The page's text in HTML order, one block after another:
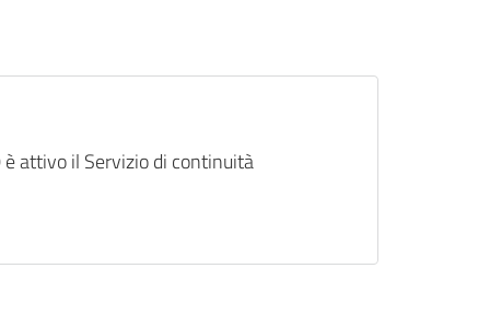
attivo il Servizio di continuità